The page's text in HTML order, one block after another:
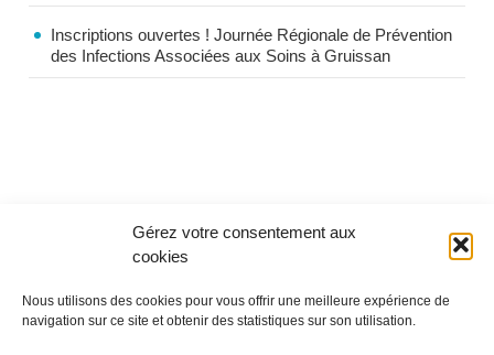
Gérez votre consentement aux
cookies
Nous utilisons des cookies pour vous offrir une meilleure expérience de
navigation sur ce site et obtenir des statistiques sur son utilisation.
Inscriptions ouvertes ! Journée Régionale de Prévention
des Infections Associées aux Soins à Gruissan